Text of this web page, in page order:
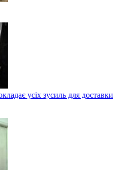
усіх зусиль для доставки